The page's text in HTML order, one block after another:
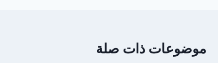
موضوعات ذات صلة